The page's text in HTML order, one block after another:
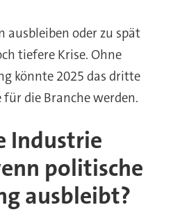
ausbleiben oder zu spät
tiefere Krise. Ohne
könnte 2025 das dritte
für die Branche werden.
Industrie
politische
ausbleibt?